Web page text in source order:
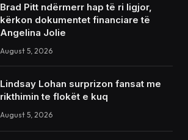
Brad Pitt ndërmerr hap të ri ligjor,
kërkon dokumentet financiare të
Angelina Jolie
August 5, 2026
Lindsay Lohan surprizon fansat me
rikthimin te flokët e kuq
August 5, 2026